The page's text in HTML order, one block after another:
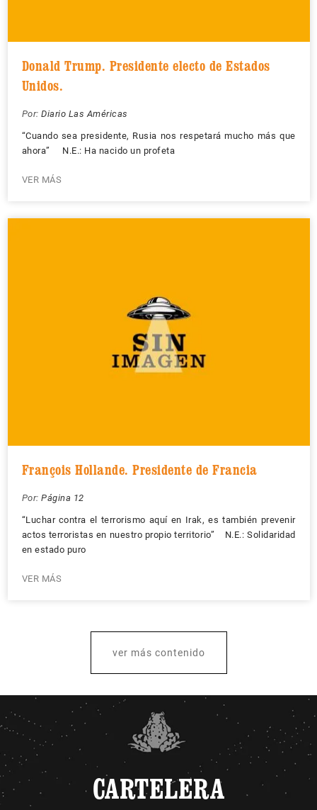
Donald Trump. Presidente electo de Estados
Unidos.
Por: Diario Las Américas
“Cuando sea presidente, Rusia nos respetará mucho más que
ahora” N.E.: Ha nacido un profeta
VER MÁS
François Hollande. Presidente de Francia
Por: Página 12
“Luchar contra el terrorismo aquí en Irak, es también prevenir
actos terroristas en nuestro propio territorio” N.E.: Solidaridad
en estado puro
VER MÁS
ver más contenido
CARTELERA